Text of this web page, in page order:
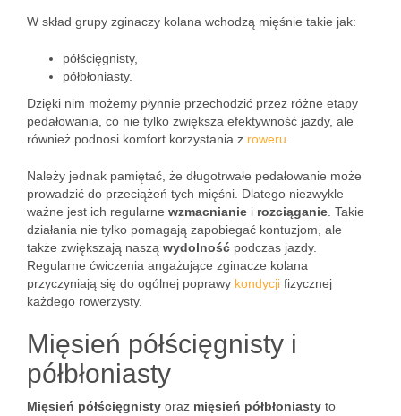
W skład grupy zginaczy kolana wchodzą mięśnie takie jak:
półścięgnisty,
półbłoniasty.
Dzięki nim możemy płynnie przechodzić przez różne etapy
pedałowania, co nie tylko zwiększa efektywność jazdy, ale
również podnosi komfort korzystania z roweru
Należy jednak pamiętać, że długotrwałe pedałowanie może
prowadzić do przeciążeń tych mięśni. Dlatego niezwykle
ważne jest ich regularne wzmacnianie i rozciąganie . Takie
działania nie tylko pomagają zapobiegać kontuzjom, ale
także zwiększają naszą wydolność podczas jazdy.
Regularne ćwiczenia angażujące zginacze kolana
przyczyniają się do ogólnej poprawy kondycji fizycznej
każdego rowerzysty.
Mięsień półścięgnisty i
półbłoniasty
Mięsień półścięgnisty oraz mięsień półbłoniasty to